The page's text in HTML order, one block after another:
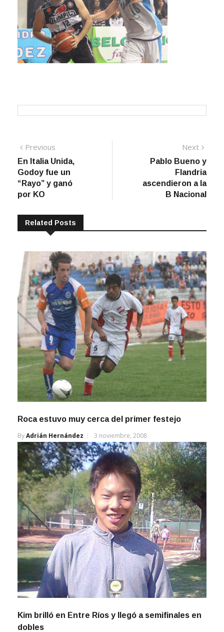
Navegación
de
entradas
Previous
post:
En Italia Unida,
Godoy fue un
“Rayo” y ganó
por KO
Next
post:
Pablo Bueno y
Flandria
ascendieron a la
B Nacional
Related Posts
Roca estuvo muy cerca del primer festejo
ByAdrián Hernández 3 noviembre, 2008
Kim brilló en Entre Ríos y llegó a semifinales en
dobles